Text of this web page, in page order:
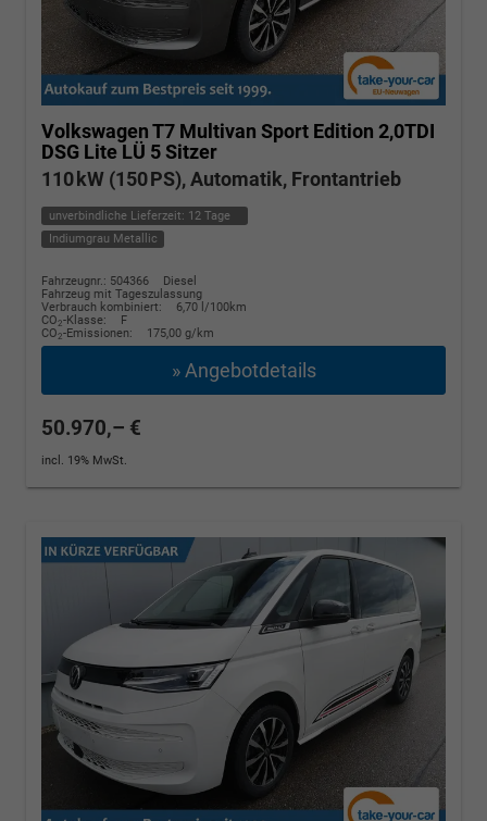
Volkswagen T7 Multivan Sport Edition 2,0TDI
DSG Lite LÜ 5 Sitzer
110 kW (150 PS), Automatik, Frontantrieb
unverbindliche Lieferzeit: 12 Tage
Indiumgrau Metallic
Fahrzeugnr.: 504366
Diesel
Fahrzeug mit Tageszulassung
Verbrauch kombiniert:
6,70 l/100km
CO2-Klasse:
F
CO2-Emissionen: 175,00 g/km
» Angebotdetails
50.970,– €
incl. 19% MwSt.